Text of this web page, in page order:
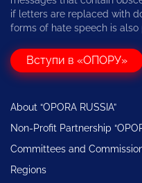
if letters are replaced with
forms of hate speech is also
Вступи в «ОПОРУ»
About “OPORA RUSSIA”
Non-Profit Partnership
Committees and
Regions